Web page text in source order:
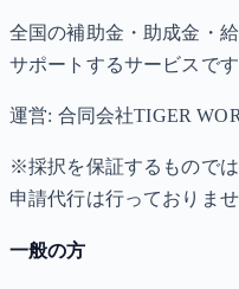
全国の補助金・助成金・
サポートするサービスです
運営: 合同会社TIGER
※採択を保証するものでは
申請代行は行っておりませ
一般の方